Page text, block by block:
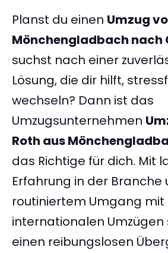
Planst du einen Umzug
Mönchengladbach nach
suchst nach einer
Lösung, die dir hilft,
wechseln? Dann ist das
Umzugsunternehmen
Roth aus
das Richtige für dich. Mit
Erfahrung in der Branche
routiniertem Umgang mit
internationalen Umzügen
einen reibungslosen